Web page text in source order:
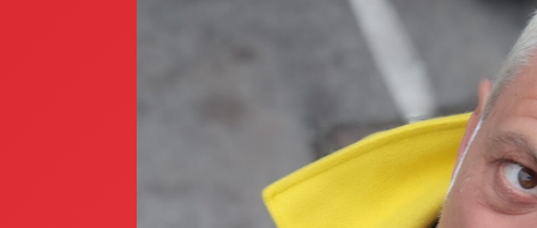
Scopri Club di Più
Le testimonianze Club
La fondatrice Valeria